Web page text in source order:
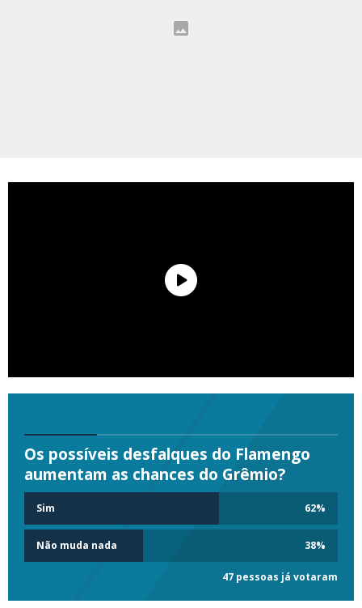
Os possíveis desfalques do Flamengo
aumentam as chances do Grêmio?
Sim 62%
Não muda nada 38%
47 pessoas já votaram